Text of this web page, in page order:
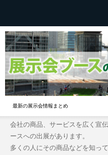
最新の展示会情報まとめ
会社の商品、サービスを広く宣
ースへの出展があります。
多くの人にその商品などを知っ